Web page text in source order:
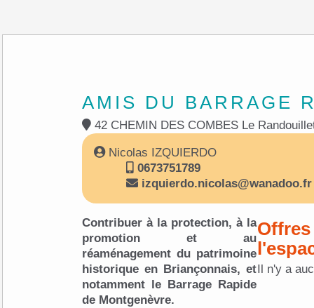
AMIS DU BARRAGE
Nicolas IZQUIERDO
0673751789
izquierdo.nicolas@wanadoo.fr
Contribuer à la protection, à la
promotion et au
réaménagement du patrimoine
historique en Briançonnais, et
notamment le Barrage Rapide
de Montgenèvre.
Il n'y a